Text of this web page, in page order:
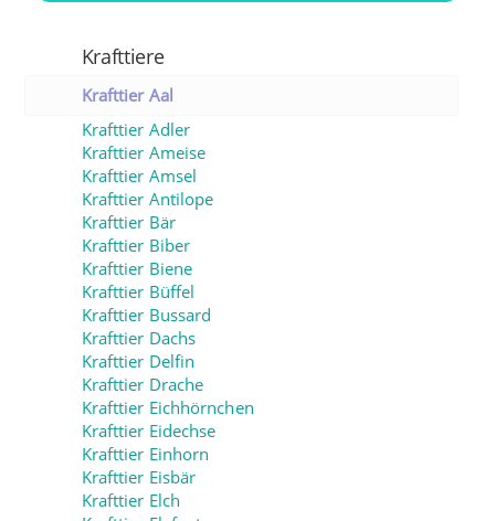
Krafttiere
Krafttier Aal
Krafttier Adler
Krafttier Ameise
Krafttier Amsel
Krafttier Antilope
Krafttier Bär
Krafttier Biber
Krafttier Biene
Krafttier Büffel
Krafttier Bussard
Krafttier Dachs
Krafttier Delfin
Krafttier Drache
Krafttier Eichhörnchen
Krafttier Eidechse
Krafttier Einhorn
Krafttier Eisbär
Krafttier Elch